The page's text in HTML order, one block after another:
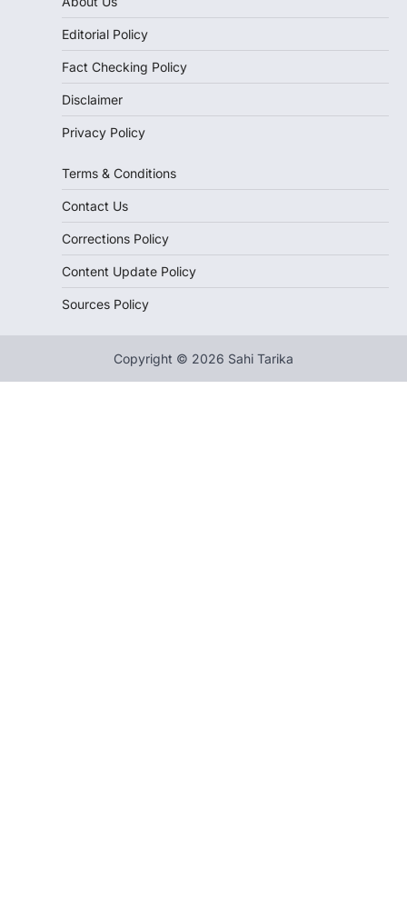
Editorial Policy
Fact Checking Policy
Disclaimer
Privacy Policy
Terms & Conditions
Contact Us
Corrections Policy
Content Update Policy
Sources Policy